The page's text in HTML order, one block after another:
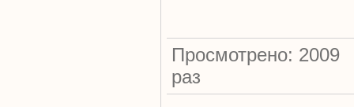
Просмотрено: 2009
раз